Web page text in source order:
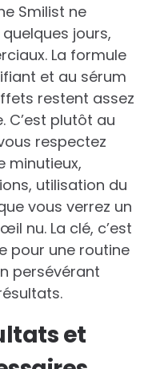
Smilist ne
jours,
La formule
et au sérum
restent assez
C’est plutôt au
respectez
minutieux,
utilisation du
vous verrez un
nu. La clé, c’est
pour une routine
persévérant
et